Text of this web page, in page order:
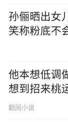
孙俪晒出女
笑称粉底不
他本想低调
想到招来桃
翻阅小说